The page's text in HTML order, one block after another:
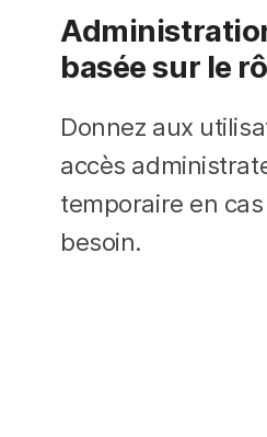
basée sur le
Donnez aux
accès
temporaire en
besoin.